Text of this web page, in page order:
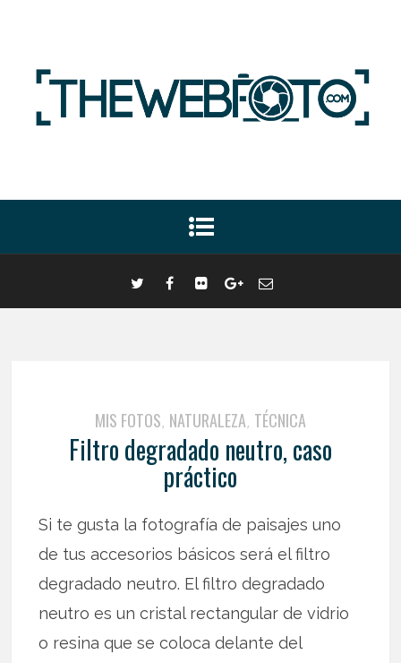
MIS FOTOS, NATURALEZA, TÉCNICA
Filtro degradado neutro, caso
práctico
Si te gusta la fotografía de paisajes uno
de tus accesorios básicos será el filtro
degradado neutro. El filtro degradado
neutro es un cristal rectangular de vidrio
o resina que se coloca delante del